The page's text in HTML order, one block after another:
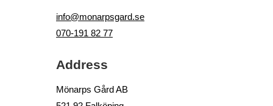
info@monarpsgard.se
070-191 82 77
Address
Mönarps Gård AB